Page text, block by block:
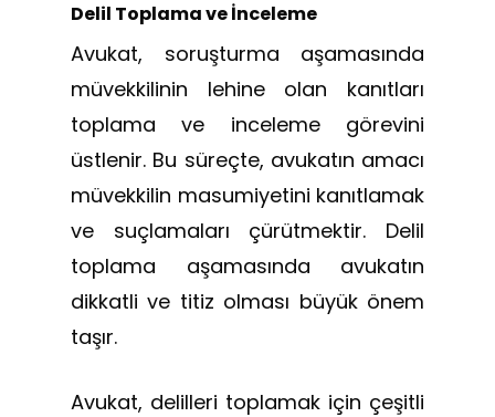
Delil Toplama ve İnceleme
Avukat, soruşturma aşamasında
müvekkilinin lehine olan kanıtları
toplama ve inceleme görevini
üstlenir. Bu süreçte, avukatın amacı
müvekkilin masumiyetini kanıtlamak
ve suçlamaları çürütmektir. Delil
toplama aşamasında avukatın
dikkatli ve titiz olması büyük önem
taşır.
Avukat, delilleri toplamak için çeşitli